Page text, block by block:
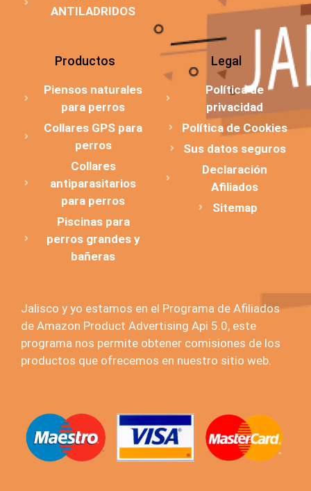
ANTILADRIDOS
Productos
Piensos naturales
para perros
Collares GPS para
perros
Collares
antiparasitarios
para perros
Piscinas para
perros grandes y
bañeras
Legal
Política de
privacidad
Política de Cookies
Sus datos seguros
Declaración
Afiliados
Sitemap
Jalisco y yo estamos en el Programa de Afiliados
de Amazon Product Advertising Api 5.0, este
programa nos permite obtener comisiones de los
productos que ofrecemos en nuestro sitio web.